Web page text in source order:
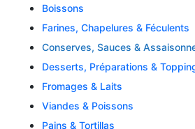
Boissons
Farines, Chapelures & Féculents
Conserves, Sauces &
Desserts, Préparations &
Fromages & Laits
Viandes & Poissons
Pains & Tortillas